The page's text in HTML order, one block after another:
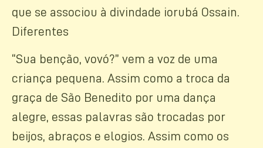
que se associou à divindade iorubá Ossain.
Diferentes
“Sua benção, vovó?” vem a voz de uma
criança pequena. Assim como a troca da
graça de São Benedito por uma dança
alegre, essas palavras são trocadas por
beijos, abraços e elogios. Assim como os